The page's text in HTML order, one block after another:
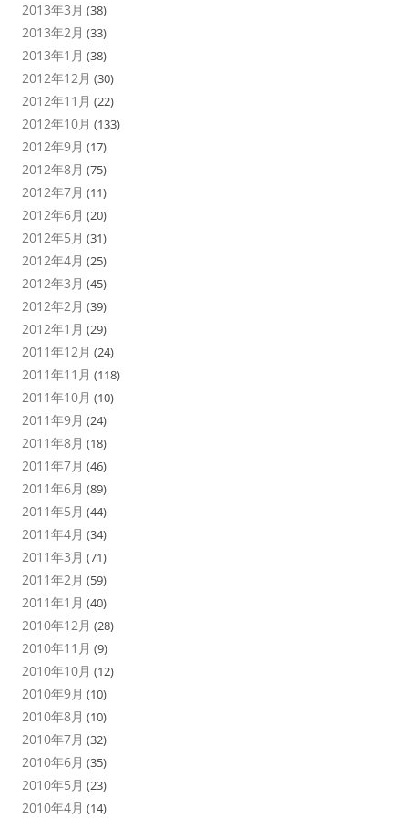
2013年3月 (38)
2013年2月 (33)
2013年1月 (38)
2012年12月 (30)
2012年11月 (22)
2012年10月 (133)
2012年9月 (17)
2012年8月 (75)
2012年7月 (11)
2012年6月 (20)
2012年5月 (31)
2012年4月 (25)
2012年3月 (45)
2012年2月 (39)
2012年1月 (29)
2011年12月 (24)
2011年11月 (118)
2011年10月 (10)
2011年9月 (24)
2011年8月 (18)
2011年7月 (46)
2011年6月 (89)
2011年5月 (44)
2011年4月 (34)
2011年3月 (71)
2011年2月 (59)
2011年1月 (40)
2010年12月 (28)
2010年11月 (9)
2010年10月 (12)
2010年9月 (10)
2010年8月 (10)
2010年7月 (32)
2010年6月 (35)
2010年5月 (23)
2010年4月 (14)